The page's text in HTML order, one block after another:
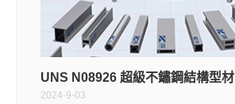
UNS N08926 超級不鏽鋼結構型材
2024-9-03